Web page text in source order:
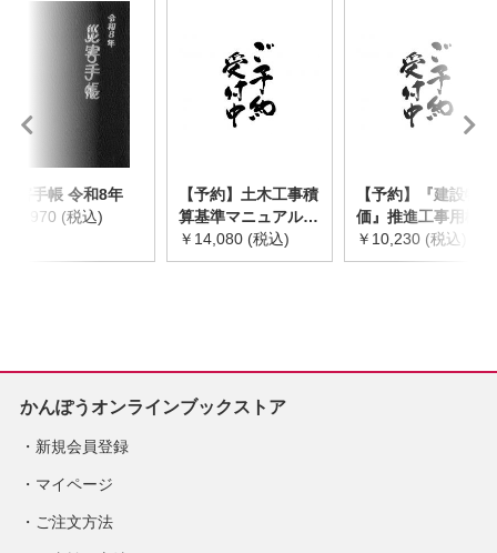
災害手帳 令和8年
￥2,970 (税込)
【予約】土木工事積
算基準マニュアル
令和8年度版
※2026年8月下旬発
￥14,080 (税込)
【予約】『建設物
価』推進工事用機械
器具等基礎価格表
2026年度版
￥10,230 (税込)
かんぽうオンラインブックストア
新規会員登録
マイページ
ご注文方法